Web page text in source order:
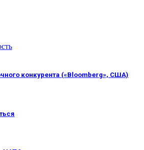
конкурента («Bloomberg», США)